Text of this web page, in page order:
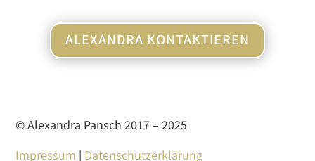
ALEXANDRA KONTAKTIEREN
© Alexandra Pansch 2017 – 2025
Impressum | Datenschutzerklärung